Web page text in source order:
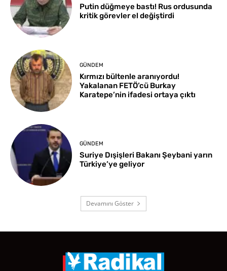
Putin düğmeye bastı! Rus ordusunda
kritik görevler el değiştirdi
GÜNDEM
Kırmızı bültenle aranıyordu!
Yakalanan FETÖ’cü Burkay
Karatepe’nin ifadesi ortaya çıktı
GÜNDEM
Suriye Dışişleri Bakanı Şeybani yarın
Türkiye’ye geliyor
Devamını Göster